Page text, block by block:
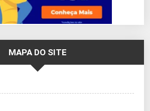
MAPA DO SITE